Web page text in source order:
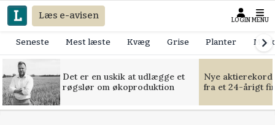
Læs e-avisen LOGIN MENU
Seneste Mest læste Kvæg Grise Planter
Det er en uskik at udlægge et
røgslør om økoproduktion
Nye
fra et 24-årigt